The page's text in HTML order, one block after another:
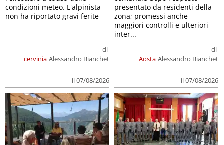
cervinia
di
Alessandro Bianchet
il 07/08/2026
condizioni meteo. L'alpinista
non ha riportato gravi ferite
Aosta
di
Alessandro Bianchet
il 07/08/2026
presentato da residenti della
zona; promessi anche
maggiori controlli e ulteriori
inter...